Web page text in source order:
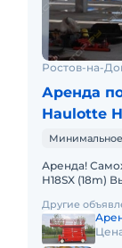
Ростов-на-
Аренда
Haulotte H
Минимальное
Аренда!
H18SX (18m)
платформы: 2
Другие